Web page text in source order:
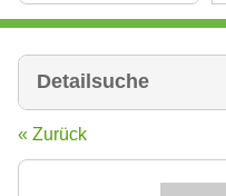
Detailsuche
« Zurück